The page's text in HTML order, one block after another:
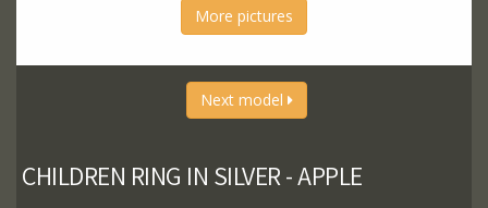
More pictures
Next model
CHILDREN RING IN SILVER - APPLE